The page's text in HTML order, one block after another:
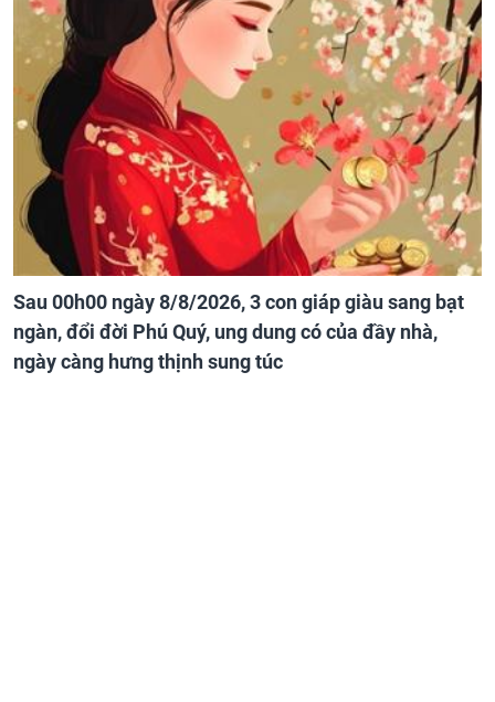
Sau 00h00 ngày 8/8/2026, 3 con giáp giàu sang bạt
ngàn, đổi đời Phú Quý, ung dung có của đầy nhà,
ngày càng hưng thịnh sung túc